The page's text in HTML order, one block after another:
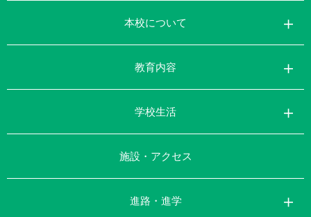
本校について
教育内容
学校生活
施設・アクセス
進路・進学